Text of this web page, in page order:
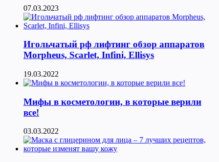
07.03.2023
Игольчатый рф лифтинг обзор аппаратов
Morpheus, Scarlet, Infini, Ellisys
19.03.2022
Мифы в косметологии, в которые верили
все!
03.03.2022